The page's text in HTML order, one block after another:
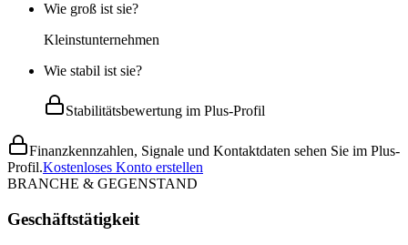
Wie groß ist sie?
Kleinstunternehmen
Wie stabil ist sie?
Stabilitätsbewertung im Plus-Profil
Finanzkennzahlen, Signale und Kontaktdaten sehen Sie im Plus-
Profil.Kostenloses Konto erstellen
BRANCHE & GEGENSTAND
Geschäftstätigkeit